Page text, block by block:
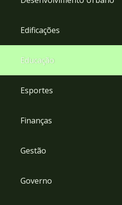
Edificações
Educação
Esportes
Finanças
Gestão
Governo